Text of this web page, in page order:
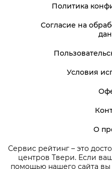
Сервис рейтинг – это
центров Твери. Если
помощью нашего сайта вы
Политика
Согласие на
Условия
О